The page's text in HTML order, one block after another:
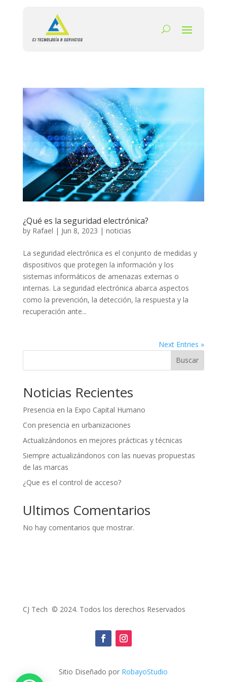
¿Qué es la seguridad electrónica?
by Rafael | Jun 8, 2023 | noticias
La seguridad electrónica es el conjunto de medidas y
dispositivos que protegen la información y los
sistemas informáticos de amenazas externas o
internas. La seguridad electrónica abarca aspectos
como la prevención, la detección, la respuesta y la
recuperación ante...
Next Entries »
Buscar
Noticias Recientes
Presencia en la Expo Capital Humano
Con presencia en urbanizaciones
Actualizándonos en mejores prácticas y técnicas
Siempre actualizándonos con las nuevas propuestas
de las marcas
¿Que es el control de acceso?
Ultimos Comentarios
No hay comentarios que mostrar.
CJ Tech © 2024. Todos los derechos Reservados
Sitio Diseñado por RobayoStudio